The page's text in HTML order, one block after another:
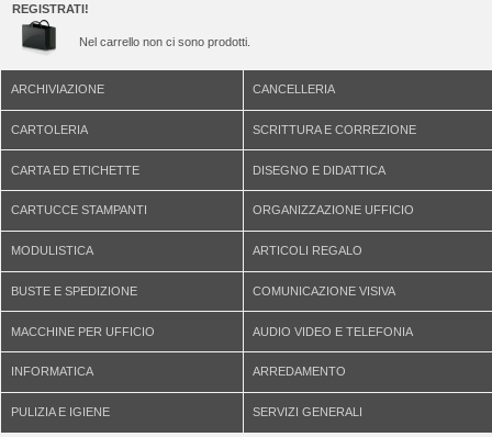
REGISTRATI!
Nel carrello non ci sono prodotti.
ARCHIVIAZIONE CANCELLERIA
CARTOLERIA SCRITTURA E CORREZIONE
CARTA ED ETICHETTE DISEGNO E DIDATTICA
CARTUCCE STAMPANTI ORGANIZZAZIONE UFFICIO
MODULISTICA ARTICOLI REGALO
BUSTE E SPEDIZIONE COMUNICAZIONE VISIVA
MACCHINE PER UFFICIO AUDIO VIDEO E TELEFONIA
INFORMATICA ARREDAMENTO
PULIZIA E IGIENE SERVIZI GENERALI